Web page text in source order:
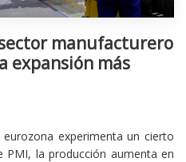
manufacturero
expansión más
experimenta un cierto
PMI, la producción aumenta en